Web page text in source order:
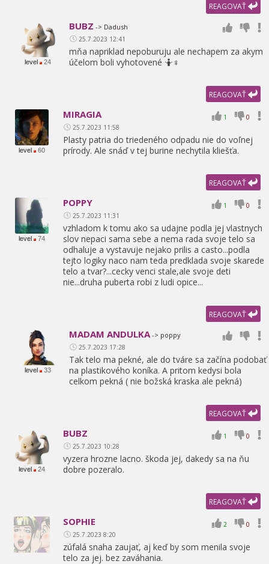
REAGOVAŤ
level 24
BUBZ -> Dadush
25.7.2023 12:41
mňa napriklad nepoburuju ale nechapem za akym
účelom boli vyhotovené 🤷♀
REAGOVAŤ
level 60
1 0
MIRAGIA
25.7.2023 11:58
Plasty patria do triedeného odpadu nie do voľnej
prírody. Ale snáď v tej burine nechytila kliešťa.
REAGOVAŤ
level 74
1 0
POPPY
25.7.2023 11:31
vzhladom k tomu ako sa udajne podla jej vlastnych
slov nepaci sama sebe a nema rada svoje telo sa
odhaluje a vystavuje nejako prilis a casto...podla
tejto logiky naco nam teda predklada svoje skarede
telo a tvar?...cecky venci stale,ale svoje deti
nie...druha puberta robi z ludi opice...
REAGOVAŤ
level 33
MADAM ANDULKA -> poppy
25.7.2023 17:28
Tak telo ma pekné, ale do tváre sa začína podobať
na plastikového koníka. A pritom kedysi bola
celkom pekná ( nie božská kraska ale pekná)
REAGOVAŤ
level 24
1 0
BUBZ
25.7.2023 10:28
vyzera hrozne lacno. škoda jej, dakedy sa na ňu
dobre pozeralo.
REAGOVAŤ
2 0
SOPHIE
25.7.2023 8:20
zúfalá snaha zaujať, aj keď by som menila svoje
telo za jej. bez zaváhania.